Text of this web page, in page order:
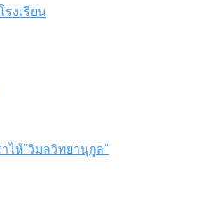
งเรียน
ไห้”วิมลวิทยานุกูล”